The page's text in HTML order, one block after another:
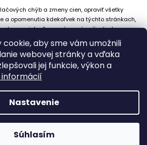
cookie, aby sme vám umožnili
webovej stránky a vďaka
jej funkcie, výkon a
informácií
Nastavenie
Súhlasím
chýb a zmeny cien, opraviť všetky
a opomenutia kdekoľvek na týchto stránkach,
zamietnuť neoprávnenú požiadavku na
stránkach sa môžu vyskytnúť technické
chyby alebo opomenutia v súvislosti s
na týchto stránkach, nevyplýva nám žiadna
v prípade, že sa spoliehajú na nepresné
týchto stránkach.